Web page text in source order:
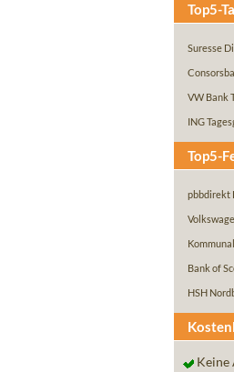
Top5-
Suresse
VW Bank
ING
Top5-
pbbdirekt
Bank of
HSH
Keine